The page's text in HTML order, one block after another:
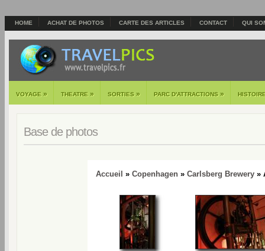
HOME ACHAT DE PHOTOS CARTE DES ARTICLES CONTACT QUI
VOYAGE » THEATRE » SORTIES » PARC D'ATTRACTIONS »
Base de photos
Accueil » Copenhagen» Carlsberg Brewery»